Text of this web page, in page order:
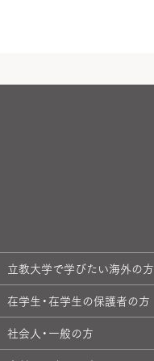
立教大学で学びたい海外の方
在学生・在学生の保護者の方
社会人・一般の方